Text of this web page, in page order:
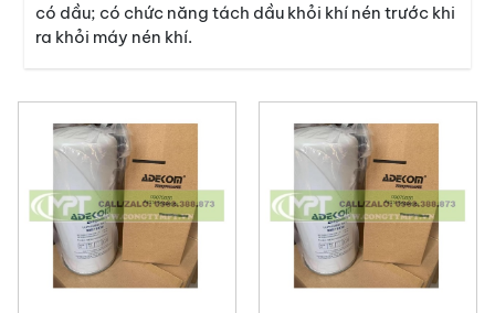
có dầu; có chức năng tách dầu khỏi khí nén trước khi
ra khỏi máy nén khí.